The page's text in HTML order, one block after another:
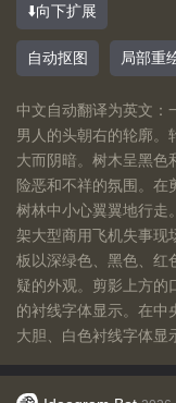
⬇️向下扩展
自动抠图 局部重
中文自动翻译为英文：
男人的头朝右的轮廓。
大而阴暗。树木呈黑色
险恶和不祥的氛围。在
树林中小心翼翼地行走
架大型商用飞机失事现
板以深绿色、黑色、红
疑的外观。剪影上方的
的衬线字体显示。在中
大胆、白色衬线字体显